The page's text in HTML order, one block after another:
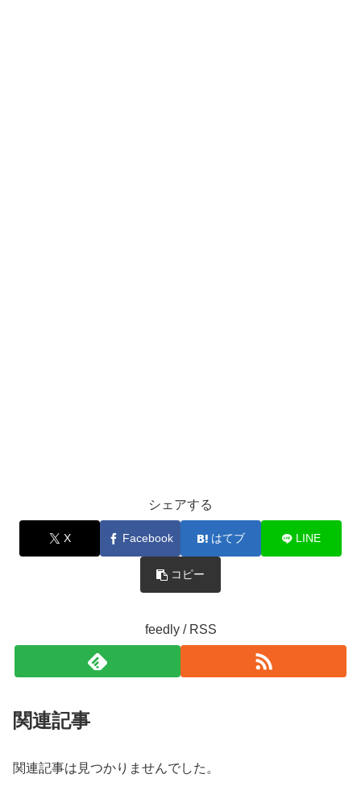
シェアする
X Facebook はてブ LINE
コピー
feedly / RSS
関連記事
関連記事は見つかりませんでした。